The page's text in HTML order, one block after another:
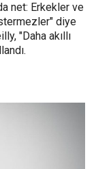
net: Erkekler ve
diye
"Daha akıllı